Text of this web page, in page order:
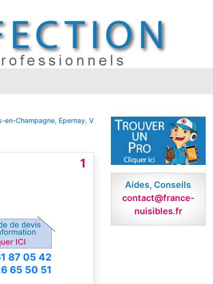
Champagne, Epernay, Vitry-le-François, Tinqueux CHALONS
1
87 05 42
65 50 51
Aides, Conseils
contact@france-
nuisibles.fr